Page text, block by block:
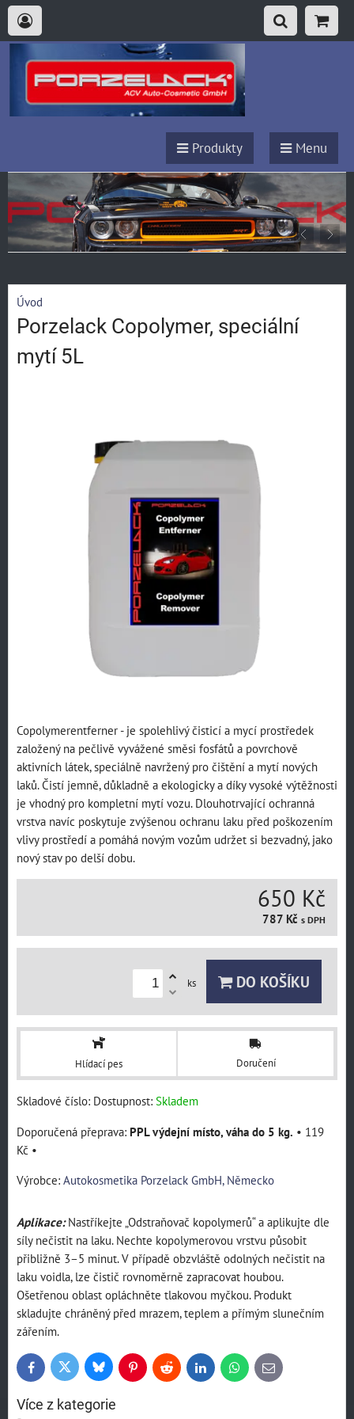
Produkty Menu
Úvod
Porzelack Copolymer, speciální
mytí 5L
Copolymerentferner - je spolehlivý čisticí a mycí prostředek
založený na pečlivě vyvážené směsi fosfátů a povrchově
aktivních látek, speciálně navržený pro čištění a mytí nových
laků. Čistí jemně, důkladně a ekologicky a díky vysoké výtěžnosti
je vhodný pro kompletní mytí vozu. Dlouhotrvající ochranná
vrstva navíc poskytuje zvýšenou ochranu laku před poškozením
vlivy prostředí a pomáhá novým vozům udržet si bezvadný, jako
nový stav po delší dobu.
650 Kč
787 Kč s DPH
ks DO KOŠÍKU
Hlídací pes Doručení
Skladové číslo: Dostupnost: Skladem
PPL výdejní místo, váha do 5 kg. • 119
Kč •
Výrobce: Autokosmetika Porzelack GmbH, Německo
Aplikace: Nastříkejte „Odstraňovač kopolymerů“ a aplikujte dle
síly nečistit na laku. Nechte kopolymerovou vrstvu působit
přibližně 3–5 minut. V případě obzvláště odolných nečistit na
laku voidla, lze čistič rovnoměrně zapracovat houbou.
Ošetřenou oblast opláchněte tlakovou myčkou. Produkt
skladujte chráněný před mrazem, teplem a přímým slunečním
zářením.
FacebookTwitter BlueskyPinterestReddit LinkedInWhatsApp
E-
mail
Více z kategorie